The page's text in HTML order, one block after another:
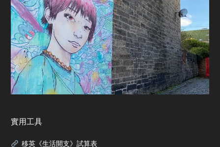
實用工具
移英《生活開支》試算表